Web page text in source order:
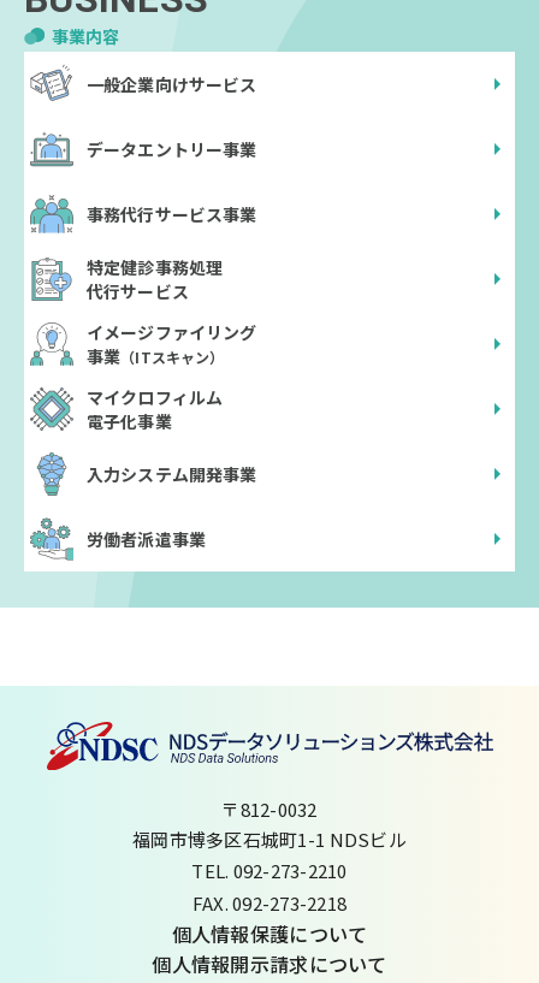
事業内容
一般企業向けサービス
データエントリー事業
事務代行サービス事業
特定健診事務処理
代行サービス
イメージファイリング
事業 （ITスキャン）
マイクロフィルム
電子化事業
入力システム開発事業
労働者派遣事業
〒812-0032
福岡市博多区石城町1-1 NDSビル
TEL. 092-273-2210
FAX. 092-273-2218
個人情報保護について
個人情報開示請求について